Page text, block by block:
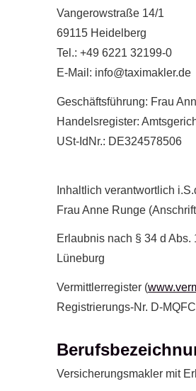
Vangerowstraße 14/1
69115 Heidelberg
Tel.: +49 6221 32199-0
E-Mail: info@taximakler.de
Geschäftsführung: Frau
Handelsregister:
USt-IdNr.: DE324578506
Inhaltlich verantwortlich
Frau Anne Runge
Erlaubnis nach § 34 d
Lüneburg
Vermittlerregister (
Registrierungs-Nr. D-
Ver­sicherungs­makler mit